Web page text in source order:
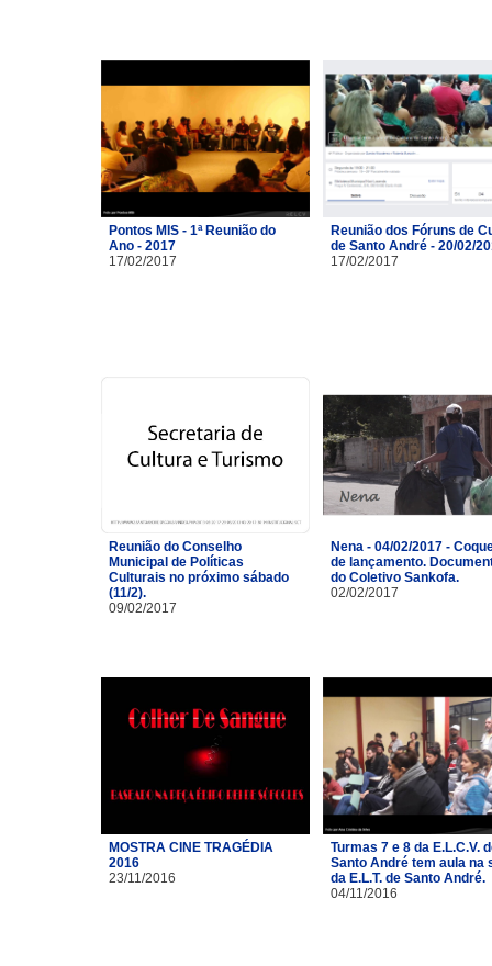
Pontos MIS - 1ª Reunião do
Ano - 2017
17/02/2017
Reunião dos Fóruns de
de Santo André - 20/02/
17/02/2017
Reunião do Conselho
Municipal de Políticas
Culturais no próximo sábado
(11/2).
09/02/2017
Nena - 04/02/2017 -
de lançamento.
do Coletivo Sankofa.
02/02/2017
MOSTRA CINE TRAGÉDIA
2016
23/11/2016
Turmas 7 e 8 da E.L.C.V.
Santo André tem aula na
da E.L.T. de Santo André.
04/11/2016